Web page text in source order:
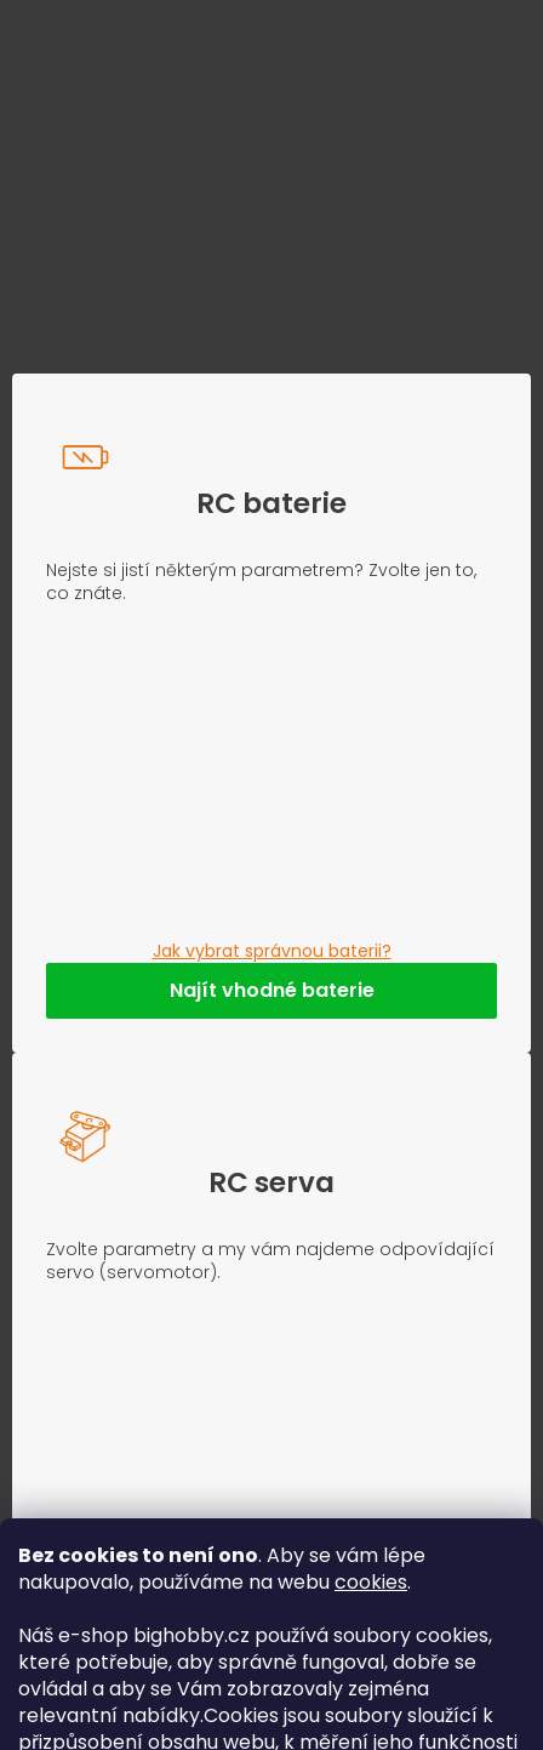
Bez cookies to není ono. Aby se vám lépe
nakupovalo, používáme na webucookies.
Náš e-shop bighobby.cz používá soubory cookies,
které potřebuje, aby správně fungoval, dobře se
ovládal a aby se Vám zobrazovaly zejména
relevantní nabídky.Cookies jsou soubory sloužící k
přizpůsobení obsahu webu, k měření jeho funkčnosti
RC baterie
Nejste si jistí některým parametrem? Zvolte jen to,
co znáte.
Jak vybrat správnou baterii?
Najít vhodné baterie
RC serva
Zvolte parametry a my vám najdeme odpovídající
servo (servomotor).
Jak vybrat správné servo?
Najít správné servo